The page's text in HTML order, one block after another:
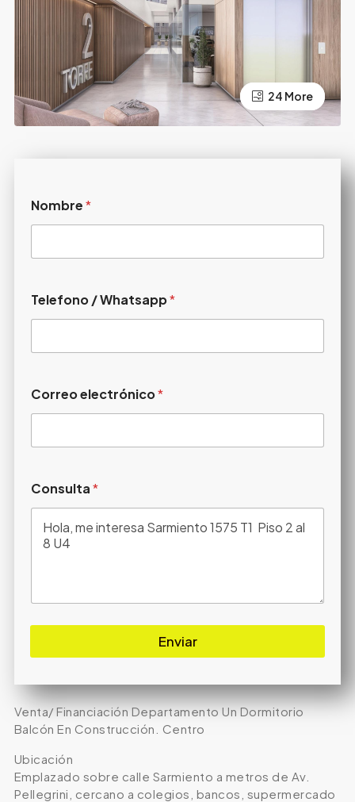
20 More
24 More
Nombre*
Telefono / Whatsapp*
Correo electrónico*
Consulta*
Enviar
Venta/ Financiación Departamento Un Dormitorio
Balcón En Construcción. Centro
Ubicación
Emplazado sobre calle Sarmiento a metros de Av.
Pellegrini, cercano a colegios, bancos, supermercado